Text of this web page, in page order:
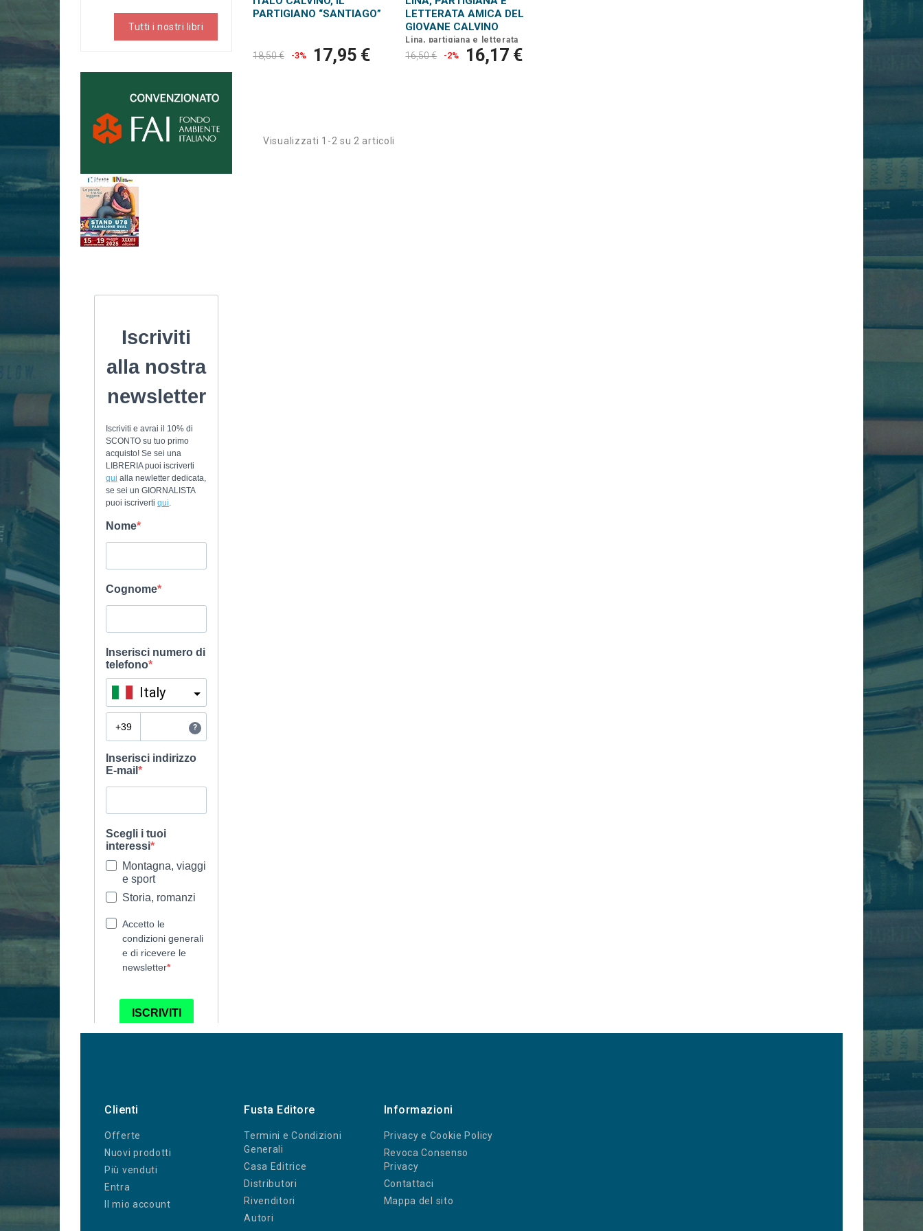
Tutti i nostri libri
PARTIGIANO “SANTIAGO”
18,50 € -3% 17,95 €
LETTERATA AMICA DEL
GIOVANE CALVINO
Lina, partigiana e letterata
amica del giovane Calvino
Lettere, poesie e scritti
inediti di Lina Meiffret
16,50 € -2% 16,17 €
Visualizzati 1-2 su 2 articoli
Clienti
Offerte
Nuovi prodotti
Più venduti
Entra
Il mio account
Fusta Editore
Termini e Condizioni
Generali
Casa Editrice
Distributori
Rivenditori
Autori
Informazioni
Privacy e Cookie Policy
Revoca Consenso
Privacy
Contattaci
Mappa del sito